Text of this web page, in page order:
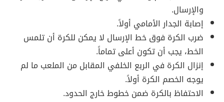
والإرسال.
إصابة الجدار الأمامي أولاً.
ضرب الكرة فوق خط الإرسال لا يمكن للكرة أن تلمس
الخط، يجب أن تكون أعلى تماماً.
إنزال الكرة في الربع الخلفي المقابل من الملعب ما لم
يوجه الخصم الكرة أولاً.
الاحتفاظ بالكرة ضمن خطوط خارج الحدود.